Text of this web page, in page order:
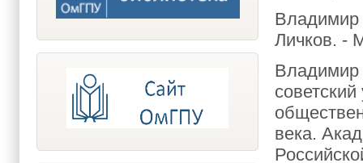
Владимир
Личков. -
Владимир
века.